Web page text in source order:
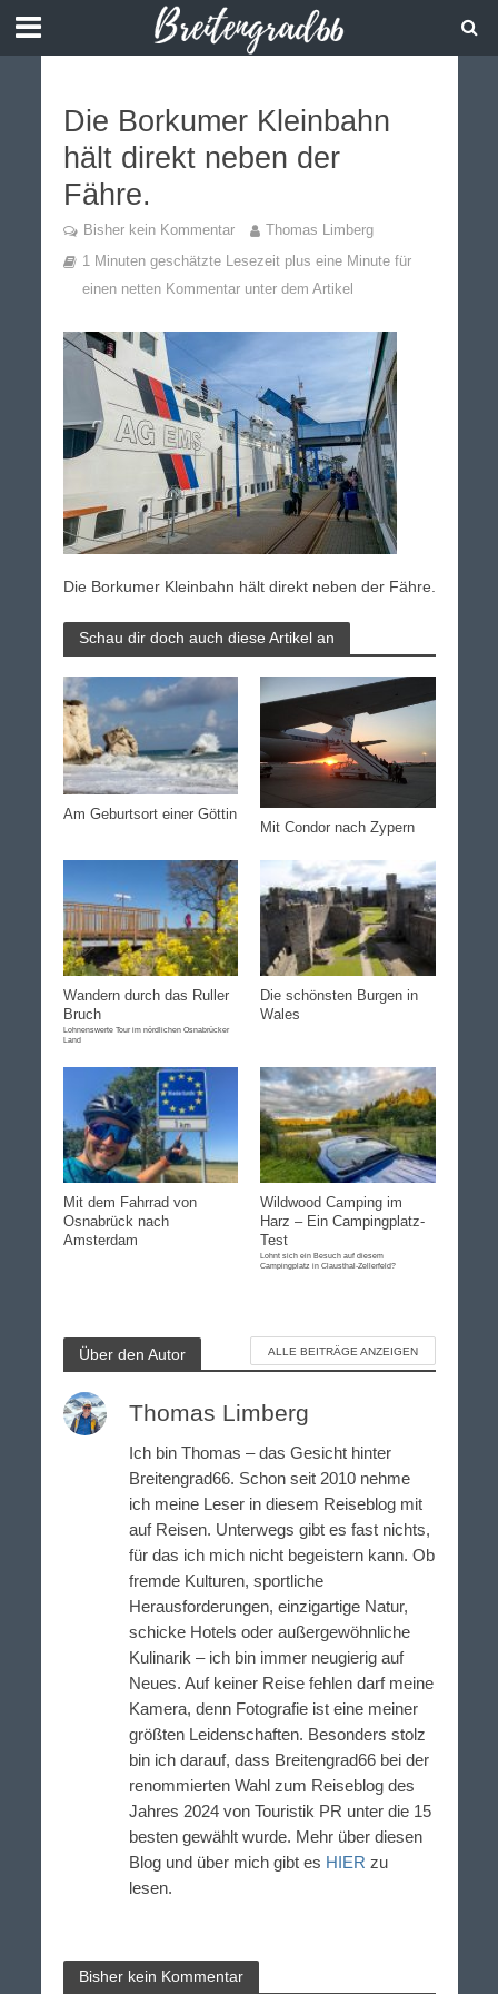
Die Borkumer Kleinbahn
hält direkt neben der
Fähre.
Bisher kein Kommentar
Thomas Limberg
1 Minuten geschätzte Lesezeit plus eine Minute für
einen netten Kommentar unter dem Artikel
Die Borkumer Kleinbahn hält direkt neben der Fähre.
Schau dir doch auch diese Artikel an
Am Geburtsort einer Göttin
Mit Condor nach Zypern
Wandern durch das Ruller
Bruch
Lohnenswerte Tour im nördlichen Osnabrücker
Land
Die schönsten Burgen in
Wales
Mit dem Fahrrad von
Osnabrück nach
Amsterdam
Wildwood Camping im
Harz – Ein Campingplatz-
Test
Lohnt sich ein Besuch auf diesem
Campingplatz in Clausthal-Zellerfeld?
Über den Autor ALLE BEITRÄGE ANZEIGEN
Thomas Limberg
Ich bin Thomas – das Gesicht hinter
Breitengrad66. Schon seit 2010 nehme
ich meine Leser in diesem Reiseblog mit
auf Reisen. Unterwegs gibt es fast nichts,
für das ich mich nicht begeistern kann. Ob
fremde Kulturen, sportliche
Herausforderungen, einzigartige Natur,
schicke Hotels oder außergewöhnliche
Kulinarik – ich bin immer neugierig auf
Neues. Auf keiner Reise fehlen darf meine
Kamera, denn Fotografie ist eine meiner
größten Leidenschaften. Besonders stolz
bin ich darauf, dass Breitengrad66 bei der
renommierten Wahl zum Reiseblog des
Jahres 2024 von Touristik PR unter die 15
besten gewählt wurde. Mehr über diesen
Blog und über mich gibt es HIER zu
lesen.
Bisher kein Kommentar